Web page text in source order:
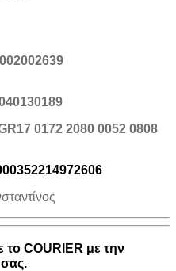
0172 2080 0052 0808
COURIER με την